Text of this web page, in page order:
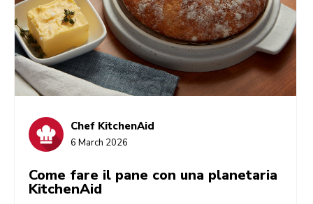
Chef KitchenAid
6 March 2026
Come fare il pane con una planetaria
KitchenAid